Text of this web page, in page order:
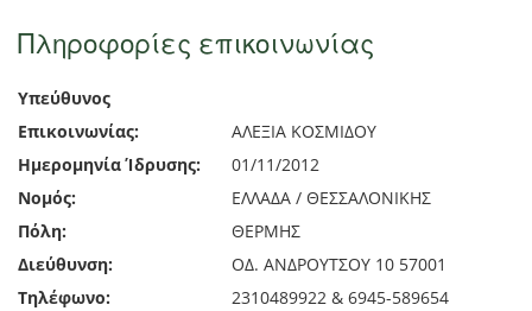
Πληροφορίες επικοινωνίας
Υπεύθυνος
Επικοινωνίας:
ΑΛΕΞΙΑ ΚΟΣΜΙΔΟΥ
Ημερομηνία Ίδρυσης:
01/11/2012
Νομός:
ΕΛΛΑΔΑ / ΘΕΣΣΑΛΟΝΙΚΗΣ
Πόλη:
ΘΕΡΜΗΣ
Διεύθυνση:
ΟΔ. ΑΝΔΡΟΥΤΣΟΥ 10 57001
Τηλέφωνο:
2310489922 & 6945-589654